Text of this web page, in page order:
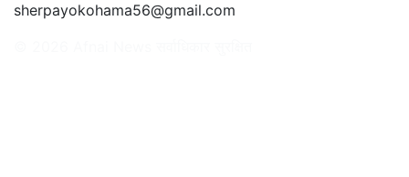
sherpayokohama56@gmail.com